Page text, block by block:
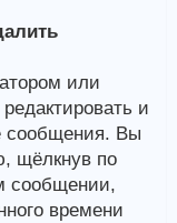
или
и
сообщения. Вы
щёлкнув по
сообщении,
времени